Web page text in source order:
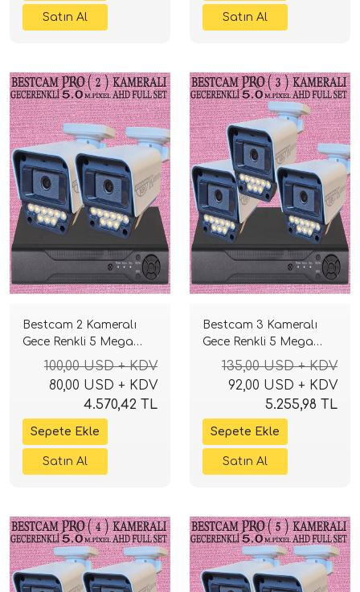
Bestcam 2 Kameralı
Gece Renkli 5 Mega
Piksel Sony Lensli 4K
Güvenlik Sistemi
100,00 USD + KDV
80,00 USD + KDV
4.570,42 TL
Bestcam 3 Kameralı
Gece Renkli 5 Mega
Piksel Sony Lensli 4K
Güvenlik Sistemi
135,00 USD + KDV
92,00 USD + KDV
5.255,98 TL